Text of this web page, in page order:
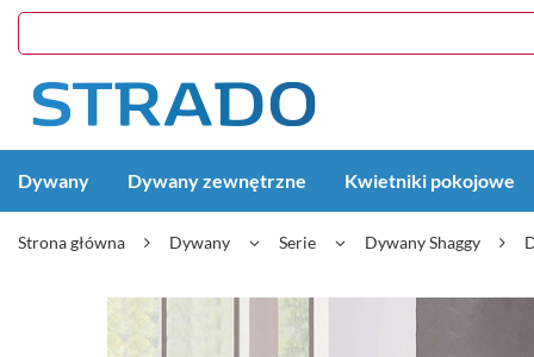
Dywany Dywany zewnętrzne Kwietniki pokojowe
Strona główna Dywany Serie Dywany Shaggy